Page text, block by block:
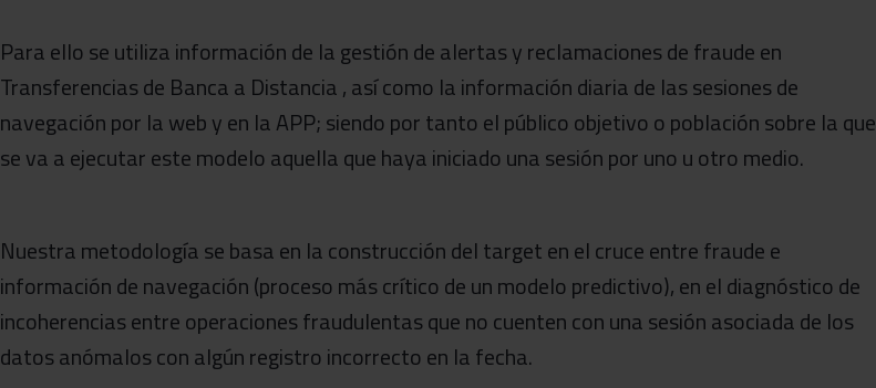
Para ello se utiliza información de la gestión de alertas y reclamaciones de fraude en
Transferencias de Banca a Distancia , así como la información diaria de las sesiones de
navegación por la web y en la APP; siendo por tanto el público objetivo o población sobre la que
se va a ejecutar este modelo aquella que haya iniciado una sesión por uno u otro medio.
Nuestra metodología se basa en la construcción del target en el cruce entre fraude e
información de navegación (proceso más crítico de un modelo predictivo), en el diagnóstico de
incoherencias entre operaciones fraudulentas que no cuenten con una sesión asociada de los
datos anómalos con algún registro incorrecto en la fecha.